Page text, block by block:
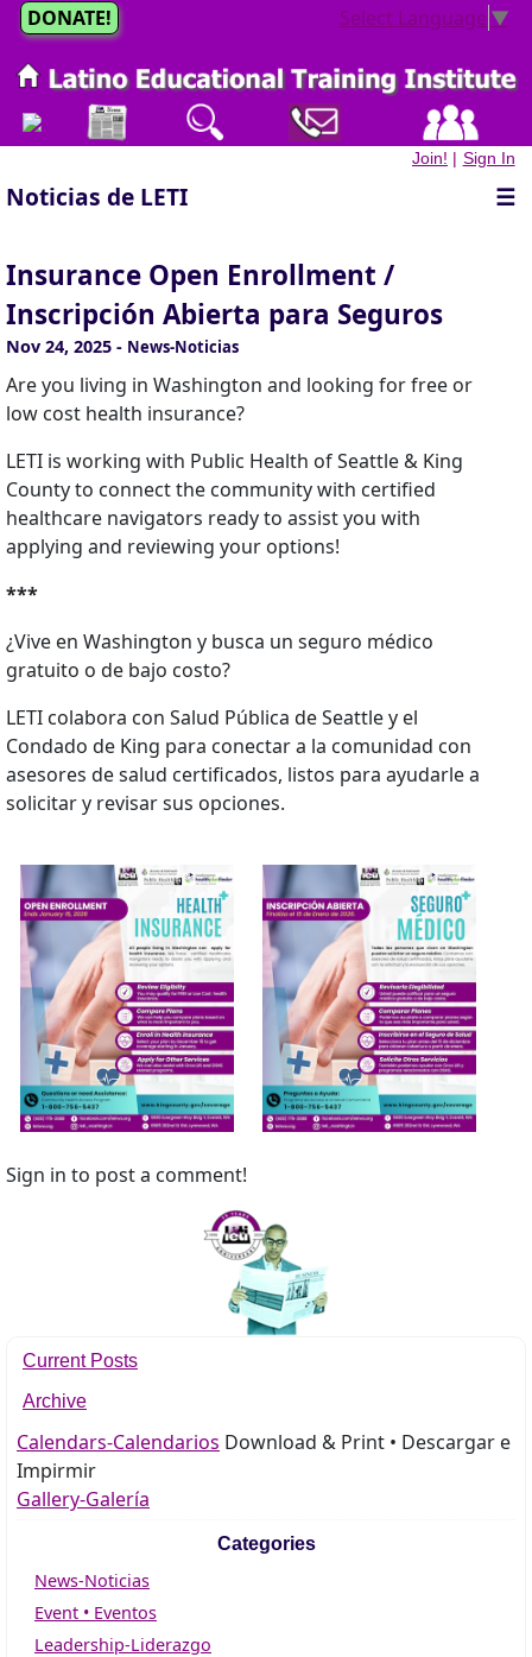
Select Language ▼
DONATE!
Join! | Sign In
Noticias de LETI ☰
Insurance Open Enrollment /
Inscripción Abierta para Seguros
Nov 24, 2025 - News-Noticias
Are you living in Washington and looking for free or
low cost health insurance?
LETI is working with Public Health of Seattle & King
County to connect the community with certified
healthcare navigators ready to assist you with
applying and reviewing your options!
***
¿Vive en Washington y busca un seguro médico
gratuito o de bajo costo?
LETI colabora con Salud Pública de Seattle y el
Condado de King para conectar a la comunidad con
asesores de salud certificados, listos para ayudarle a
solicitar y revisar sus opciones.
Sign in to post a comment!
Current Posts
Archive
Calendars-Calendarios Download & Print • Descargar e
Impirmir
Gallery-Galería
Categories
News-Noticias
Event • Eventos
Leadership-Liderazgo